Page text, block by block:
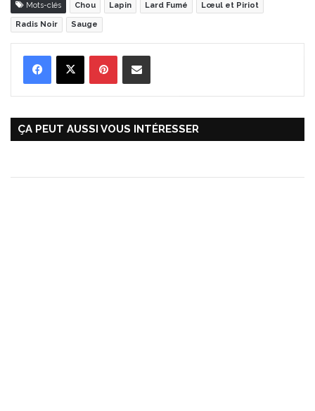
Mots-clés Chou Lapin Lard Fumé Lœul et Piriot
Radis Noir Sauge
ÇA PEUT AUSSI VOUS INTÉRESSER